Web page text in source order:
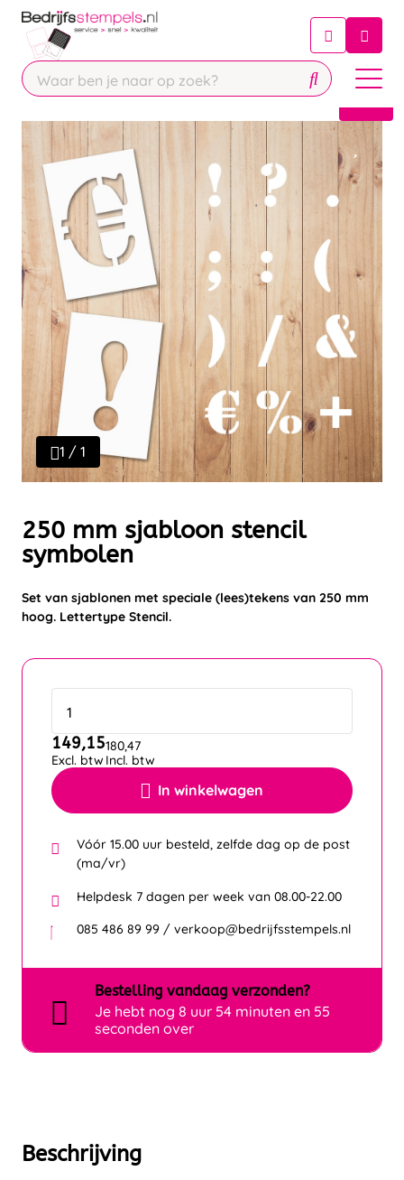
Chatbot
Chat 24/7 met onze chatbot voor
Contact
Beschrijving
1 / 1
250 mm sjabloon stencil
symbolen
Set van sjablonen met speciale (lees)tekens van 250 mm
hoog. Lettertype Stencil.
In winkelwagen
149,15
Excl. btw
180,47
Incl. btw
Vóór 15.00 uur besteld, zelfde dag op de post
(ma/vr)
Helpdesk 7 dagen per week van 08.00-22.00
085 486 89 99 / verkoop@bedrijfsstempels.nl
Bestelling vandaag verzonden?
Je hebt nog 8 uur 54 minuten en 55
seconden over